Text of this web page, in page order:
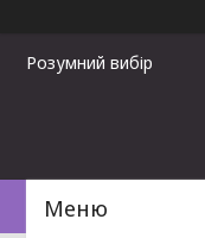
Розумний вибір